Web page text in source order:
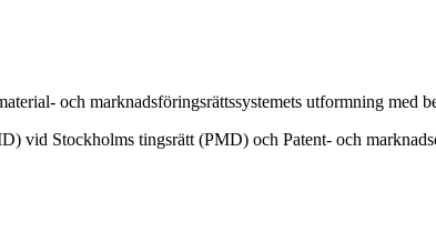
och marknadsföringsrättssystemets utformning med
vid Stockholms tingsrätt (PMD) och Patent- och